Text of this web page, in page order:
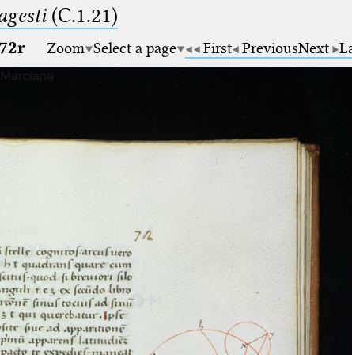
(C.1.21)
Zoom Select a page First PreviousNext